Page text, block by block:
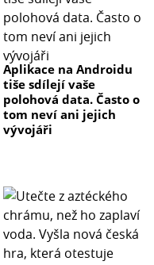
Aplikace na Androidu
tiše sdílejí vaše
polohová data. Často o
tom neví ani jejich
vývojáři